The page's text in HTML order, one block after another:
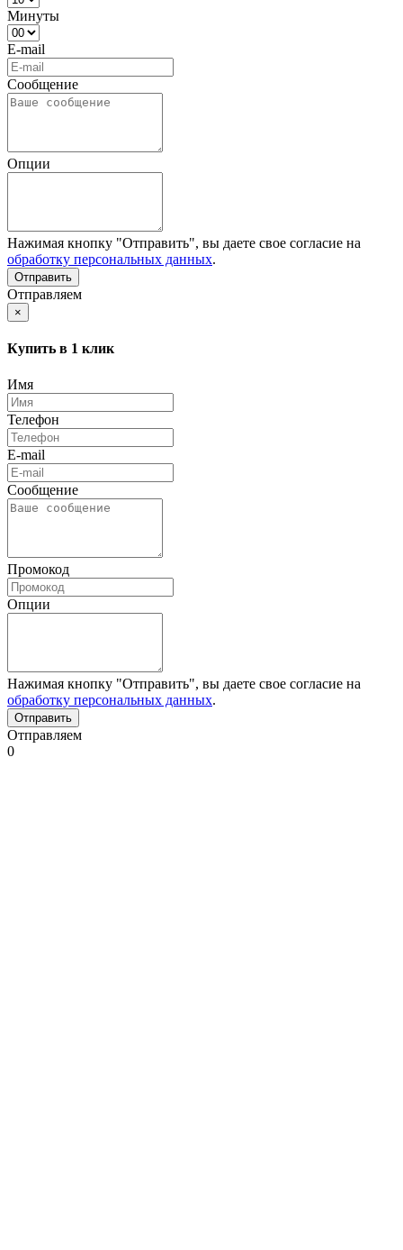
Минуты
E-mail
Сообщение
Опции
Нажимая кнопку "Отправить", вы даете свое согласие на
обработку персональных данных.
Отправляем
×
Купить в 1 клик
Имя
Телефон
E-mail
Сообщение
Промокод
Опции
Нажимая кнопку "Отправить", вы даете свое согласие на
обработку персональных данных.
Отправляем
0